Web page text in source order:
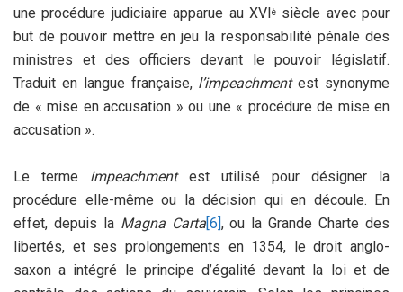
une procédure judiciaire apparue au XVI èsiècle avec pour
but de pouvoir mettre en jeu la responsabilité pénale des
ministres et des officiers devant le pouvoir législatif.
Traduit en langue française, l’impeachmentest synonyme
de « mise en accusation » ou une « procédure de mise en
accusation ».
Le terme impeachmentest utilisé pour désigner la
procédure elle-même ou la décision qui en découle. En
effet, depuis la Magna Carta[6] , ou la Grande Charte des
libertés, et ses prolongements en 1354, le droit anglo-
saxon a intégré le principe d’égalité devant la loi et de